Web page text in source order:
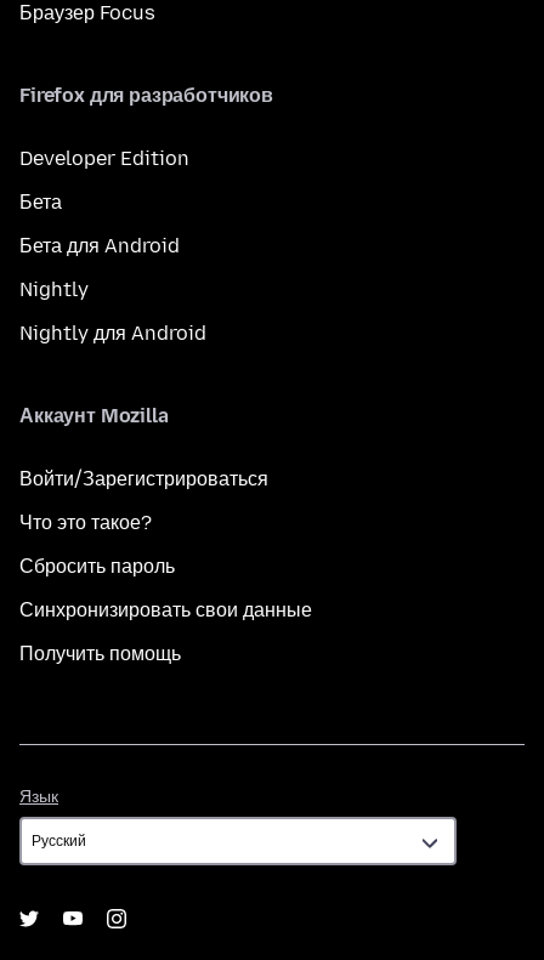
Браузер Focus
Firefox для разработчиков
Developer Edition
Бета
Бета для Android
Nightly
Nightly для Android
Аккаунт Mozilla
Войти/Зарегистрироваться
Что это такое?
Сбросить пароль
Синхронизировать свои данные
Получить помощь
Язык